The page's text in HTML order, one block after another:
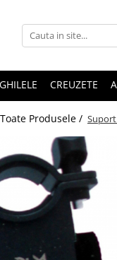
CREUZETE
Toate Produsele /